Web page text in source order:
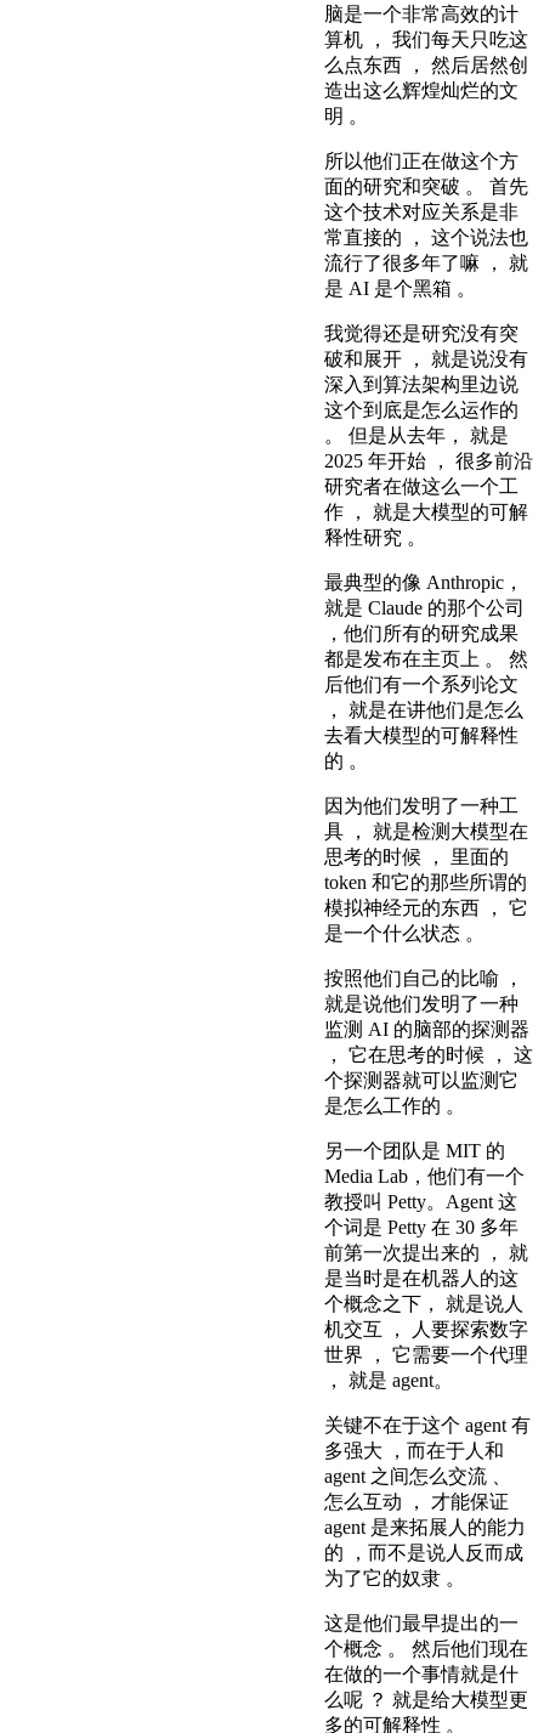
脑是一个非常高效的计
算机 ， 我们每天只吃这
么点东西 ， 然后居然创
造出这么辉煌灿烂的文
明 。
所以他们正在做这个方
面的研究和突破 。 首先
这个技术对应关系是非
常直接的 ， 这个说法也
流行了很多年了嘛 ， 就
是 AI 是个黑箱 。
我觉得还是研究没有突
破和展开 ， 就是说没有
深入到算法架构里边说
这个到底是怎么运作的
。 但是从去年， 就是
2025 年开始 ， 很多前沿
研究者在做这么一个工
作 ， 就是大模型的可解
释性研究 。
最典型的像 Anthropic，
就是 Claude 的那个公司
，他们所有的研究成果
都是发布在主页上 。 然
后他们有一个系列论文
， 就是在讲他们是怎么
去看大模型的可解释性
的 。
因为他们发明了一种工
具 ， 就是检测大模型在
思考的时候 ， 里面的
token 和它的那些所谓的
模拟神经元的东西 ， 它
是一个什么状态 。
按照他们自己的比喻 ，
就是说他们发明了一种
监测 AI 的脑部的探测器
， 它在思考的时候 ， 这
个探测器就可以监测它
是怎么工作的 。
另一个团队是 MIT 的
Media Lab，他们有一个
教授叫 Petty。Agent 这
个词是 Petty 在 30 多年
前第一次提出来的 ， 就
是当时是在机器人的这
个概念之下， 就是说人
机交互 ， 人要探索数字
世界 ， 它需要一个代理
， 就是 agent。
关键不在于这个 agent 有
多强大 ，而在于人和
agent 之间怎么交流 、
怎么互动 ， 才能保证
agent 是来拓展人的能力
的 ，而不是说人反而成
为了它的奴隶 。
这是他们最早提出的一
个概念 。 然后他们现在
在做的一个事情就是什
么呢 ？ 就是给大模型更
多的可解释性 。